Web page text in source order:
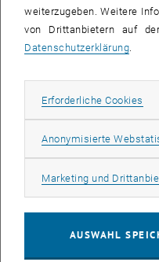
Abschlussarbeiten
weiterzugeben. Weitere
von Drittanbietern auf
Datenschutzerklärung.
Erforderliche Cookies
Anonymisierte
Marketing und
AUSWAHL